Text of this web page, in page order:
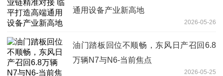
通用设备产业新高地
2026-05-26
油门踏板回位不顺畅，东风日产召回6.8
万辆N7与N6-当前焦点
2026-05-25